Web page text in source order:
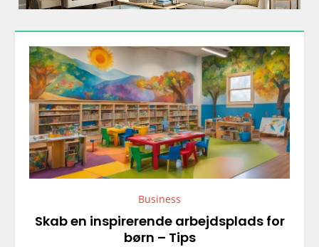
Business
Skab en inspirerende arbejdsplads for
børn – Tips